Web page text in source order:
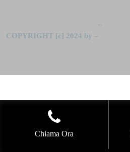
–
COPYRIGHT [c] 2024 by –
Chiama Ora